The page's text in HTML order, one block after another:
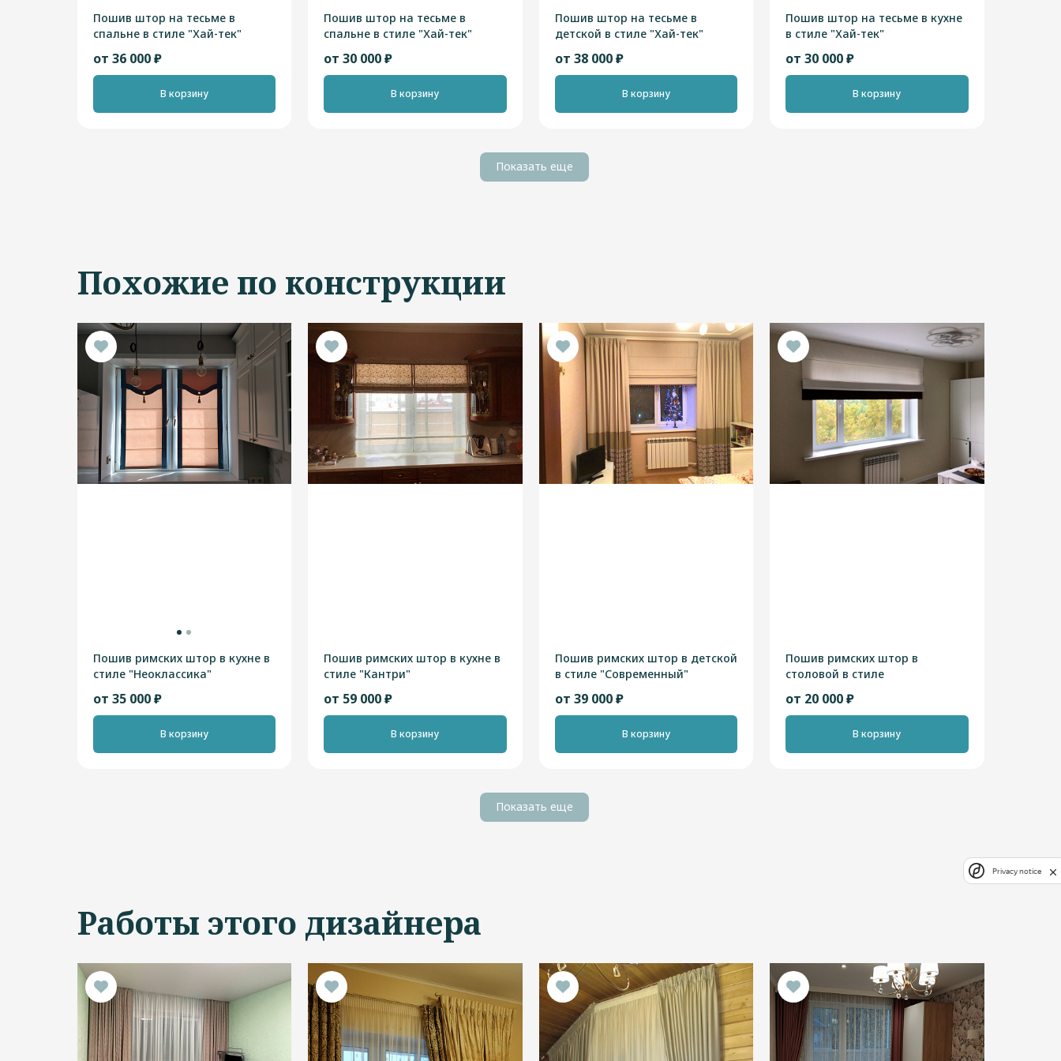
Пошив штор на тесьме в
спальне в стиле "Хай-тек"
от 36 000 ₽
В корзину
Пошив штор на тесьме в
спальне в стиле "Хай-тек"
от 30 000 ₽
В корзину
Пошив штор на тесьме в
детской в стиле "Хай-тек"
от 38 000 ₽
В корзину
Пошив штор на тесьме в кухне
в стиле "Хай-тек"
от 30 000 ₽
В корзину
Показать еще
Похожие по конструкции
Пошив римских штор в кухне в
стиле "Неоклассика"
от 35 000 ₽
В корзину
Пошив римских штор в кухне в
стиле "Кантри"
от 59 000 ₽
В корзину
Пошив римских штор в детской
в стиле "Современный"
от 39 000 ₽
В корзину
Пошив римских штор в
столовой в стиле
от 20 000 ₽
В корзину
Показать еще
Работы этого дизайнера
Privacy notice